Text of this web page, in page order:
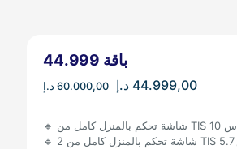
باقة 44.999
60.000,00 د.إ
Original
60.000,00 د.إ.
44.999,00 د.إ
Current